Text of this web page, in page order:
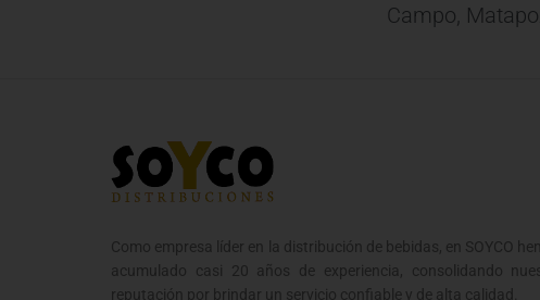
Campo,
Como empresa líder en la distribución de bebidas, en SOYCO
acumulado casi 20 años de experiencia, consolidando
reputación por brindar un servicio confiable y de alta calidad.